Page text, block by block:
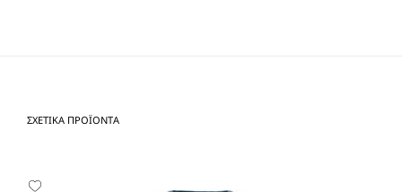
ΣΧΕΤΙΚΆ ΠΡΟΪΌΝΤΑ